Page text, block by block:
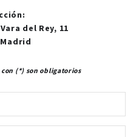
:
del Rey, 11
Madrid
con (*) son obligatorios